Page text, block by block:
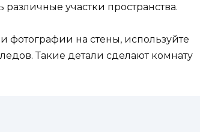
участки пространства.
фотографии на стены, используйте
Такие детали сделают комнату